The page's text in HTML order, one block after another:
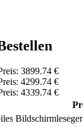
3899.74 €
4299.74 €
4339.74 €